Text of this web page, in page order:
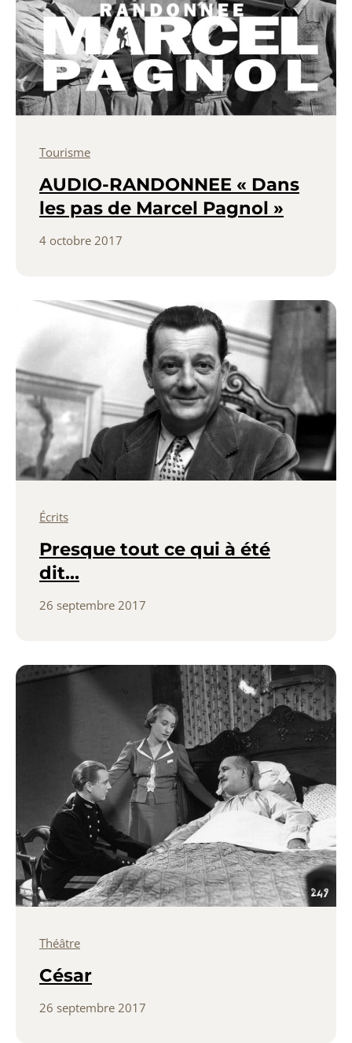
Tourisme
AUDIO-RANDONNEE « Dans
les pas de Marcel Pagnol »
4 octobre 2017
Écrits
Presque tout ce qui à été
dit…
26 septembre 2017
Théâtre
César
26 septembre 2017